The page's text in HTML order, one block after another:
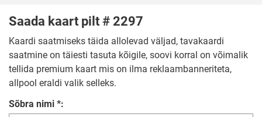
Saada kaart pilt # 2297
Kaardi saatmiseks täida allolevad väljad, tavakaardi
saatmine on täiesti tasuta kõigile, soovi korral on võimalik
tellida premium kaart mis on ilma reklaambanneriteta,
allpool eraldi valik selleks.
Sõbra nimi *: